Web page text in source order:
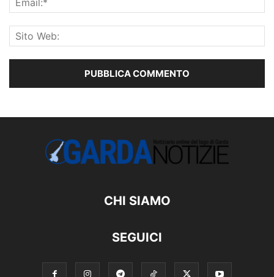
CHI SIAMO
SEGUICI